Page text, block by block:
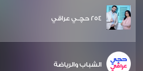
254 حچـي عراقي
الشباب والرياضة